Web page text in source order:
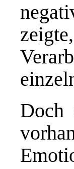
Doch